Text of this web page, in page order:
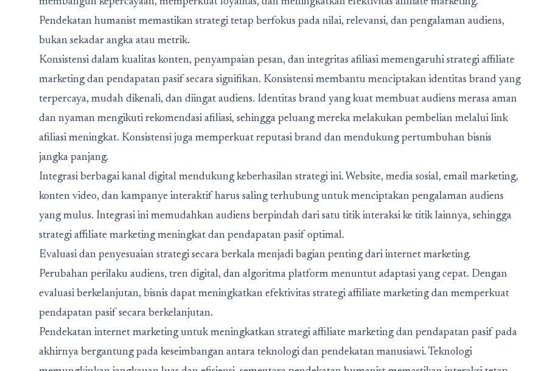
Pendekatan humanist memastikan strategi tetap berfokus pada nilai, relevansi, dan pengalaman audiens,
bukan sekadar angka atau metrik.
Konsistensi dalam kualitas konten, penyampaian pesan, dan integritas afiliasi memengaruhi strategi affiliate
marketing dan pendapatan pasif secara signifikan. Konsistensi membantu menciptakan identitas brand yang
terpercaya, mudah dikenali, dan diingat audiens. Identitas brand yang kuat membuat audiens merasa aman
dan nyaman mengikuti rekomendasi afiliasi, sehingga peluang mereka melakukan pembelian melalui link
afiliasi meningkat. Konsistensi juga memperkuat reputasi brand dan mendukung pertumbuhan bisnis
jangka panjang.
Integrasi berbagai kanal digital mendukung keberhasilan strategi ini. Website, media sosial, email marketing,
konten video, dan kampanye interaktif harus saling terhubung untuk menciptakan pengalaman audiens
yang mulus. Integrasi ini memudahkan audiens berpindah dari satu titik interaksi ke titik lainnya, sehingga
strategi affiliate marketing meningkat dan pendapatan pasif optimal.
Evaluasi dan penyesuaian strategi secara berkala menjadi bagian penting dari internet marketing.
Perubahan perilaku audiens, tren digital, dan algoritma platform menuntut adaptasi yang cepat. Dengan
evaluasi berkelanjutan, bisnis dapat meningkatkan efektivitas strategi affiliate marketing dan memperkuat
pendapatan pasif secara berkelanjutan.
Pendekatan internet marketing untuk meningkatkan strategi affiliate marketing dan pendapatan pasif pada
akhirnya bergantung pada keseimbangan antara teknologi dan pendekatan manusiawi. Teknologi